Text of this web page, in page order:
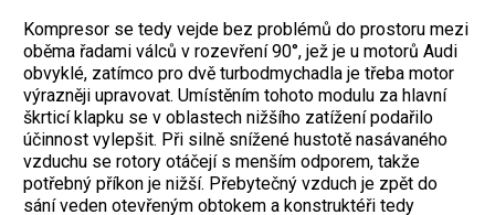
Kompresor se tedy vejde bez problémů do prostoru mezi
oběma řadami válců v rozevření 90°, jež je u motorů Audi
obvyklé, zatímco pro dvě turbodmychadla je třeba motor
výrazněji upravovat. Umístěním tohoto modulu za hlavní
škrticí klapku se v oblastech nižšího zatížení podařilo
účinnost vylepšit. Při silně snížené hustotě nasávaného
vzduchu se rotory otáčejí s menším odporem, takže
potřebný příkon je nižší. Přebytečný vzduch je zpět do
sání veden otevřeným obtokem a konstruktéři tedy